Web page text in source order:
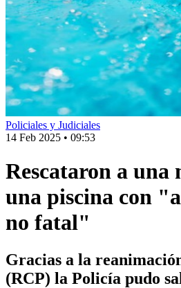
Policiales y Judiciales
14 Feb 2025 • 09:53
Rescataron a una
una piscina con
no fatal"
Gracias a la
(RCP) la Policía pudo